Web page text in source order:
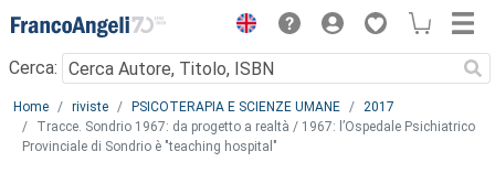
Menu
Cerca:
Main content
Home riviste PSICOTERAPIA E SCIENZE UMANE
2017
Tracce. Sondrio 1967: da progetto a realtà / 1967: l’Ospedale Psichiatrico
Provinciale di Sondrio è "teaching hospital"